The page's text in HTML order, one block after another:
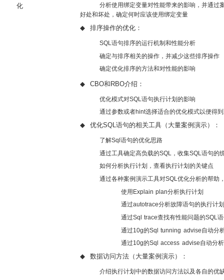
化
分析使用绑定变量对性能带来的影响，并通过
好处和坏处，确定何时应该使用绑定变量
◆ 排序操作的优化：
SQL语句排序的运行机制和性能分析
确定与排序相关的操作，并减少这些排序操作
确定优化排序的方法和对性能的影响
◆ CBO和RBO介绍：
优化模式对SQL语句执行计划的影响
通过参数或者hint选择适合的优化模式以便得
◆ 优化SQL语句的相关工具（大量案例演示）：
了解Sql语句的优化思路
通过工具确定高负载的SQL ，收集SQL语句的
如何分析执行计划，查看执行计划的关键点
通过各种案例演示工具对SQL优化分析的帮助
使用Explain plan分析执行计划
通过autotrace分析故障语句的执行计
通过Sql trace查找有性能问题的SQL
通过10g的Sql tunning advise自动分
通过10g的Sql access advise自动分
◆ 数据访问方法（大量案例演示）：
介绍执行计划中的数据访问方法以及各自的优